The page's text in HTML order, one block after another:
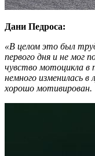
Дани Педроса:
«В целом это был
первого дня и не мог
чувство мотоцикла в
немного изменилась
хорошо мотивирован.